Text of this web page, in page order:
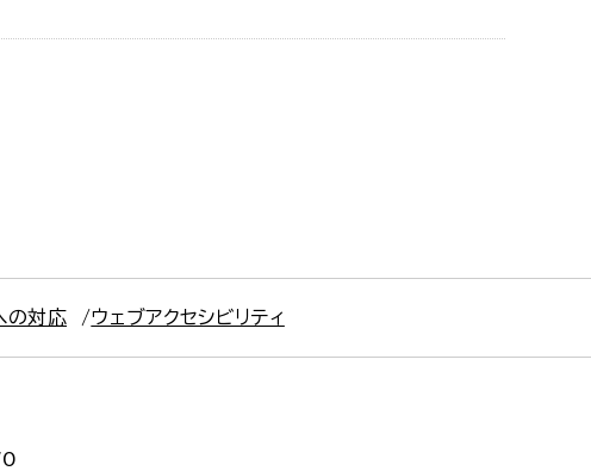
の対応 ウェブアクセシビリティ